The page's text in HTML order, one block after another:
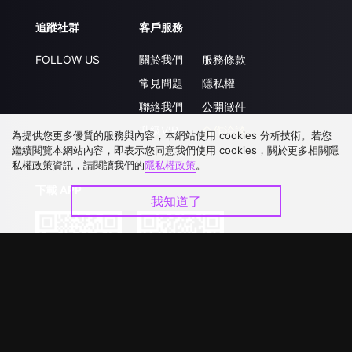
追蹤社群
FOLLOW US
客戶服務
關於我們
常見問題
聯絡我們
升級VIP
服務條款
隱私權
公開徵件
合作洽談
下載 APP
為提供您更多優質的服務與內容，本網站使用 cookies 分析技術。若您
繼續閱覽本網站內容，即表示您同意我們使用 cookies，關於更多相關隱
私權政策資訊，請閱讀我們的隱私權政策。
我知道了